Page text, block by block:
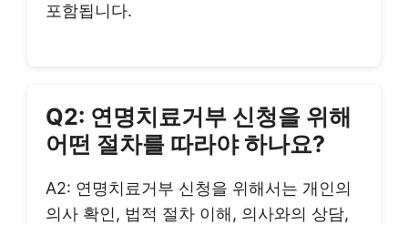
포함됩니다.
Q2: 연명치료거부 신청을 위해
어떤 절차를 따라야 하나요?
A2: 연명치료거부 신청을 위해서는 개인의
의사 확인, 법적 절차 이해, 의사와의 상담,